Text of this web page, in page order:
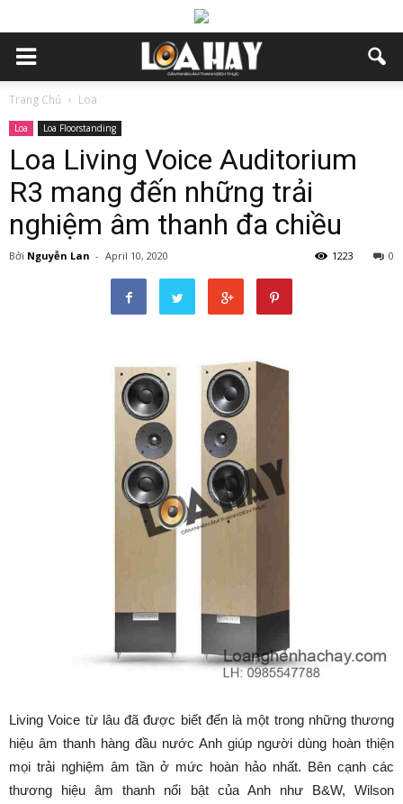
Trang Chủ Loa
Loa Loa Floorstanding
Loa Living Voice Auditorium
R3 mang đến những trải
nghiệm âm thanh đa chiều
Bởi Nguyễn Lan - April 10, 2020 0
1223
Living Voice từ lâu đã được biết đến là một trong những thương
hiệu âm thanh hàng đầu nước Anh giúp người dùng hoàn thiện
mọi trải nghiệm âm tần ở mức hoàn hảo nhất. Bên cạnh các
thương hiệu âm thanh nổi bật của Anh như B&W, Wilson